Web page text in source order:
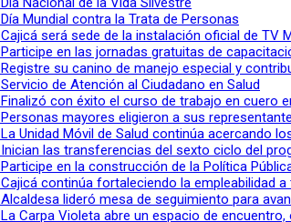
Día Mundial contra la Trata de Personas
Cajicá será sede de la instalación oficial de TV
Participe en las jornadas gratuitas de
Registre su canino de manejo especial y
Servicio de Atención al Ciudadano en Salud
Finalizó con éxito el curso de trabajo en cuero
Personas mayores eligieron a sus
La Unidad Móvil de Salud continúa acercando
Inician las transferencias del sexto ciclo del
Participe en la construcción de la Política
Cajicá continúa fortaleciendo la empleabilidad
Alcaldesa lideró mesa de seguimiento para
La Carpa Violeta abre un espacio de